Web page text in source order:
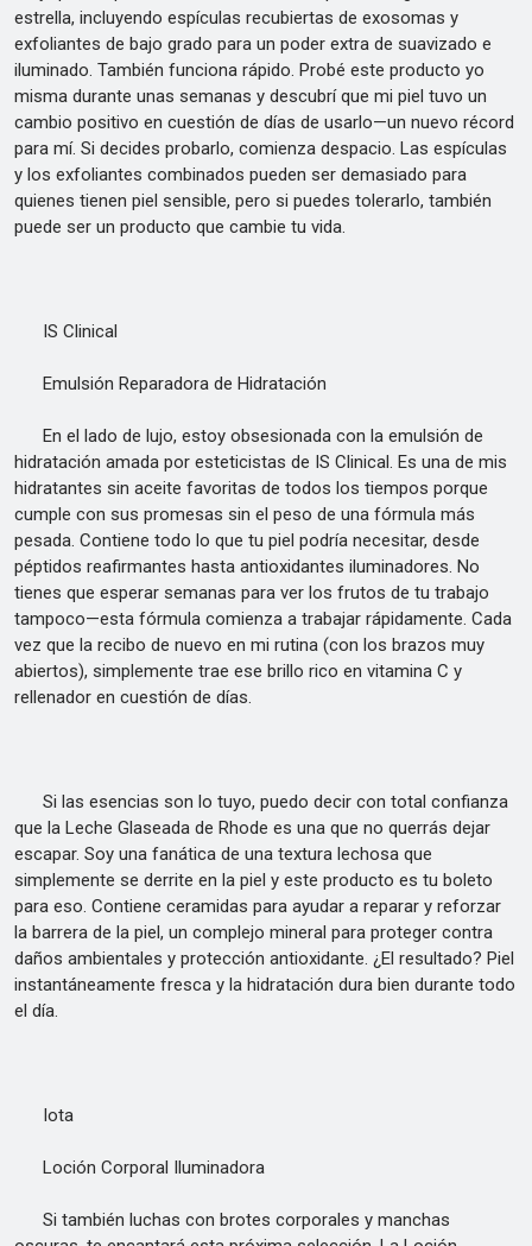
estrella, incluyendo espículas recubiertas de exosomas y
exfoliantes de bajo grado para un poder extra de suavizado e
iluminado. También funciona rápido. Probé este producto yo
misma durante unas semanas y descubrí que mi piel tuvo un
cambio positivo en cuestión de días de usarlo—un nuevo récord
para mí. Si decides probarlo, comienza despacio. Las espículas
y los exfoliantes combinados pueden ser demasiado para
quienes tienen piel sensible, pero si puedes tolerarlo, también
puede ser un producto que cambie tu vida.
IS Clinical
Emulsión Reparadora de Hidratación
En el lado de lujo, estoy obsesionada con la emulsión de
hidratación amada por esteticistas de IS Clinical. Es una de mis
hidratantes sin aceite favoritas de todos los tiempos porque
cumple con sus promesas sin el peso de una fórmula más
pesada. Contiene todo lo que tu piel podría necesitar, desde
péptidos reafirmantes hasta antioxidantes iluminadores. No
tienes que esperar semanas para ver los frutos de tu trabajo
tampoco—esta fórmula comienza a trabajar rápidamente. Cada
vez que la recibo de nuevo en mi rutina (con los brazos muy
abiertos), simplemente trae ese brillo rico en vitamina C y
rellenador en cuestión de días.
Si las esencias son lo tuyo, puedo decir con total confianza
que la Leche Glaseada de Rhode es una que no querrás dejar
escapar. Soy una fanática de una textura lechosa que
simplemente se derrite en la piel y este producto es tu boleto
para eso. Contiene ceramidas para ayudar a reparar y reforzar
la barrera de la piel, un complejo mineral para proteger contra
daños ambientales y protección antioxidante. ¿El resultado? Piel
instantáneamente fresca y la hidratación dura bien durante todo
el día.
Iota
Loción Corporal Iluminadora
Si también luchas con brotes corporales y manchas